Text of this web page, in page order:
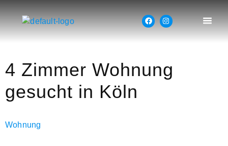
4 Zimmer Wohnung
gesucht in Köln
Wohnung